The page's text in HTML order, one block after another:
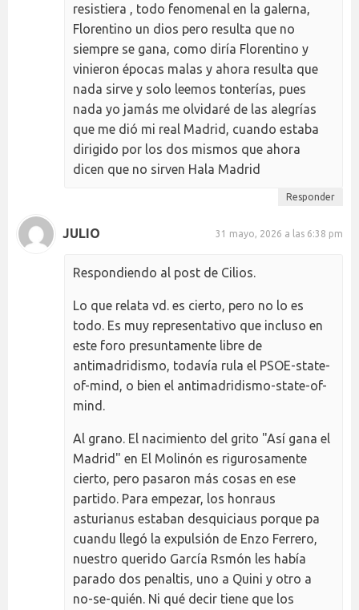
resistiera , todo fenomenal en la galerna,
Florentino un dios pero resulta que no
siempre se gana, como diría Florentino y
vinieron épocas malas y ahora resulta que
nada sirve y solo leemos tonterías, pues
nada yo jamás me olvidaré de las alegrías
que me dió mi real Madrid, cuando estaba
dirigido por los dos mismos que ahora
dicen que no sirven Hala Madrid
Responder
JULIO 31 mayo, 2026 a las 6:38 pm
Respondiendo al post de Cilios.
Lo que relata vd. es cierto, pero no lo es
todo. Es muy representativo que incluso en
este foro presuntamente libre de
antimadridismo, todavía rula el PSOE-state-
of-mind, o bien el antimadridismo-state-of-
mind.
Al grano. El nacimiento del grito "Así gana el
Madrid" en El Molinón es rigurosamente
cierto, pero pasaron más cosas en ese
partido. Para empezar, los honraus
asturianus estaban desquiciaus porque pa
cuandu llegó la expulsión de Enzo Ferrero,
nuestro querido García Rsmón les había
parado dos penaltis, uno a Quini y otro a
no-se-quién. Ni qué decir tiene que los